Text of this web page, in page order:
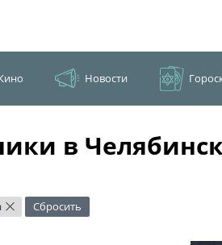
Новости
в
× Сбросить